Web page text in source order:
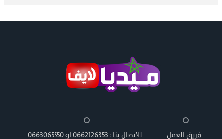
فريق العمل للاتصال بنا : 0662126353 او 0663065550